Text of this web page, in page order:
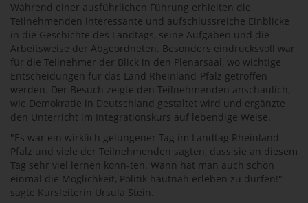
Während einer ausführlichen Führung erhielten die
Teilnehmenden interessante und aufschlussreiche Einblicke
in die Geschichte des Landtags, seine Aufgaben und die
Arbeitsweise der Abgeordneten. Besonders eindrucksvoll war
für die Teilnehmer der Blick in den Plenarsaal, wo wichtige
Entscheidungen für das Land Rheinland-Pfalz getroffen
werden. Der Besuch zeigte den Teilnehmenden anschaulich,
wie Demokratie in Deutschland gestaltet wird und ergänzte
den Unterricht im Integrationskurs auf lebendige Weise.
"Es war ein wirklich gelungener Tag im Landtag Rheinland-
Pfalz und viele der Teilnehmenden sagten, dass sie an diesem
Tag sehr viel lernen konn-ten. Wann hat man auch schon
einmal die Möglichkeit, Politik hautnah erleben zu dürfen!"
sagte Kursleiterin Ursula Stein.